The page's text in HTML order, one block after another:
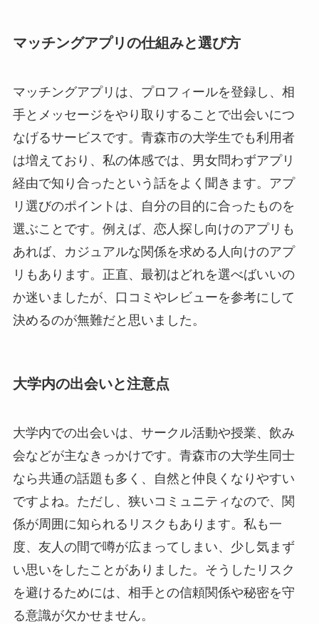
マッチングアプリの仕組みと選び方
マッチングアプリは、プロフィールを登録し、相
手とメッセージをやり取りすることで出会いにつ
なげるサービスです。青森市の大学生でも利用者
は増えており、私の体感では、男女問わずアプリ
経由で知り合ったという話をよく聞きます。アプ
リ選びのポイントは、自分の目的に合ったものを
選ぶことです。例えば、恋人探し向けのアプリも
あれば、カジュアルな関係を求める人向けのアプ
リもあります。正直、最初はどれを選べばいいの
か迷いましたが、口コミやレビューを参考にして
決めるのが無難だと思いました。
大学内の出会いと注意点
大学内での出会いは、サークル活動や授業、飲み
会などが主なきっかけです。青森市の大学生同士
なら共通の話題も多く、自然と仲良くなりやすい
ですよね。ただし、狭いコミュニティなので、関
係が周囲に知られるリスクもあります。私も一
度、友人の間で噂が広まってしまい、少し気まず
い思いをしたことがありました。そうしたリスク
を避けるためには、相手との信頼関係や秘密を守
る意識が欠かせません。